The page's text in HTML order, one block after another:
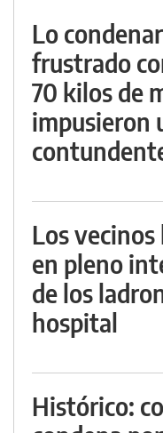
Lo
frustrado
70 kilos de
impusieron
Los
en pleno
de los
hospital
Histórico: